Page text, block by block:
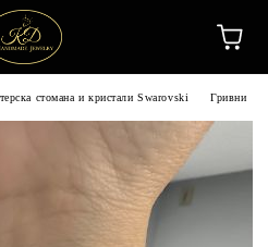
стомана и кристали Swarovski Гривни